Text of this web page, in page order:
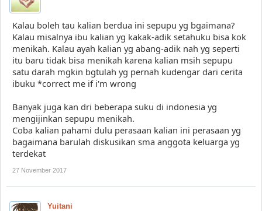
Kalau boleh tau kalian berdua ini sepupu yg bgaimana?
Kalau misalnya ibu kalian yg kakak-adik setahuku bisa kok
menikah. Kalau ayah kalian yg abang-adik nah yg seperti
itu baru tidak bisa menikah karena kalian msih sepupu
satu darah mgkin bgtulah yg pernah kudengar dari cerita
ibuku *correct me if i'm wrong
Banyak juga kan dri beberapa suku di indonesia yg
mengijinkan sepupu menikah.
Coba kalian pahami dulu perasaan kalian ini perasaan yg
bagaimana barulah diskusikan sma anggota keluarga yg
terdekat
27 November 2017
Yuitani